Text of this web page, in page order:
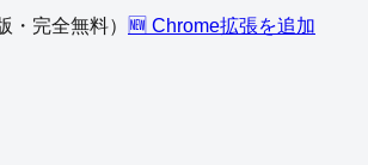
完全無料） 🆕 Chrome拡張を追加